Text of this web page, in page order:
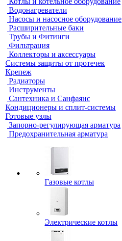
Водонагреватели
Насосы и насосное оборудование
Расширительные баки
Трубы и Фитинги
Фильтрация
Коллекторы и аксессуары
Системы защиты от протечек
Крепеж
Радиаторы
Инструменты
Сантехника и Санфаянс
Кондиционеры и сплит-системы
Готовые узлы
Запорно-регулирующая арматура
Предохранительная арматура
Газовые котлы
Электрические котлы